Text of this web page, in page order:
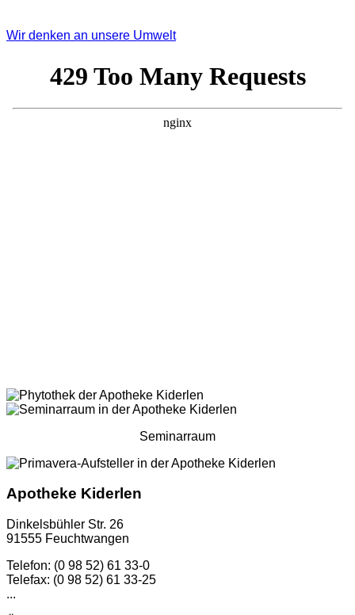
Wir denken an unsere Umwelt
Seminarraum
Apotheke Kiderlen
Dinkelsbühler Str. 26
91555 Feuchtwangen
Telefon: (0 98 52) 61 33-0
Telefax: (0 98 52) 61 33-25
...